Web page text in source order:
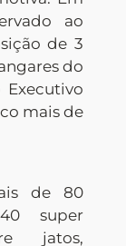
ao
de 3
do
Executivo
mais de
de 80
super
jatos,